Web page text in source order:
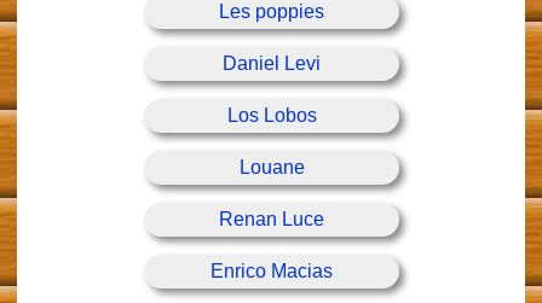
Les poppies
Daniel Levi
Los Lobos
Louane
Renan Luce
Enrico Macias